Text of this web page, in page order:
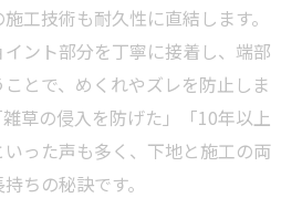
工技術も耐久性に直結します。
ント部分を丁寧に接着し、端部
とで、めくれやズレを防止しま
草の侵入を防げた」「10年以上
った声も多く、下地と施工の両
ちの秘訣です。